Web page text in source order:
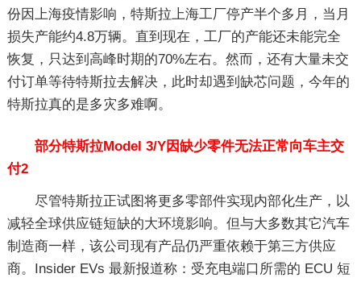
份因上海疫情影响，特斯拉上海工厂停产半个多月，当月
损失产能约4.8万辆。直到现在，工厂的产能还未能完全
恢复，只达到高峰时期的70%左右。然而，还有大量未交
付订单等待特斯拉去解决，此时却遇到缺芯问题，今年的
特斯拉真的是多灾多难啊。
部分特斯拉Model 3/Y因缺少零件无法正常向车主交
付2
尽管特斯拉正试图将更多零部件实现内部化生产，以
减轻全球供应链短缺的大环境影响。但与大多数其它汽车
制造商一样，该公司现有产品仍严重依赖于第三方供应
商。Insider EVs 最新报道称：受充电端口所需的 ECU 短